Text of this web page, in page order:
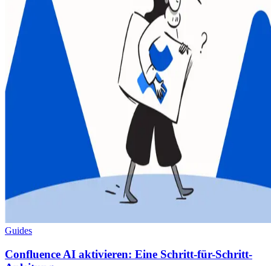
Guides
Confluence AI aktivieren: Eine Schritt-für-Schritt-